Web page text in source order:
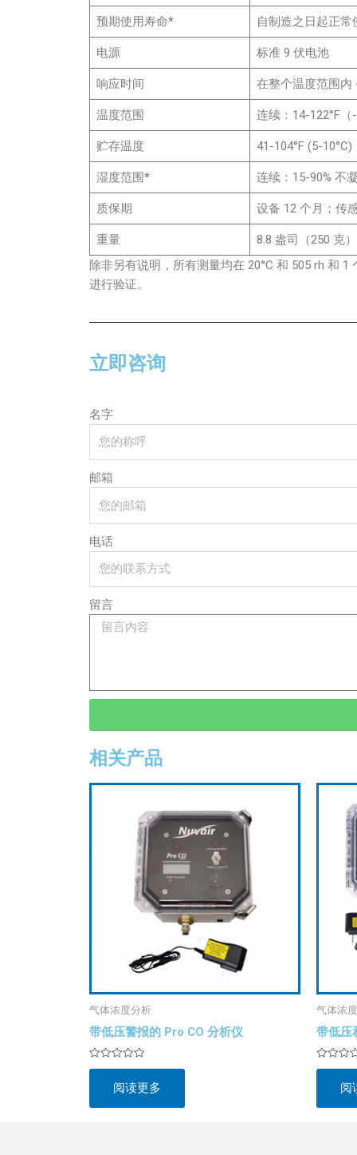
预期使用寿命* 自制造之日起正常
电源 标准 9 伏电池
响应时间 在整个温度范围内
温度范围 连续：14-122°F（
贮存温度 41-104°F (5-10°C)
湿度范围* 连续：15-90% 不
质保期 设备 12 个月；传
重量
8.8 盎司（250 克）
除非另有说明，所有测量均在 20°C 和 505 rh 和
进行验证。
立即咨询
名字
邮箱
电话
留言
相关产品
气体浓度分析
带低压警报的 Pro CO 分析仪
评
&sol;
5
阅读更多
气体浓
带低压
评
&sol;
5
阅